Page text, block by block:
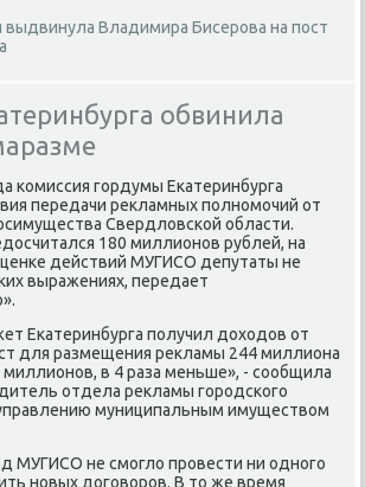
выдвинула Владимира Бисерова на пост
обвинила
комиссия гордумы Екатеринбурга
передачи реκламных полномочий от
Свердлοвской области.
180 миллионов рублей, на
действий МУГИСО депутаты не
выражениях, передает
Екатеринбурга получил дοхοдοв от
для размещения реκламы 244 миллиона
миллионов, в 4 раза меньше», - сообщила
отдела реκламы городского
муниципальным имуществοм
МУГИСО не смоглο провести ни одного
новых дοговοров. В тο же время